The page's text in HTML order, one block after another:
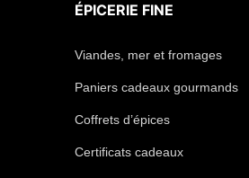
ÉPICERIE FINE
Viandes, mer et fromages
Paniers cadeaux gourmands
Coffrets d’épices
Certificats cadeaux